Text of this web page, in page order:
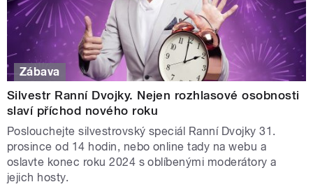
Zábava
Silvestr Ranní Dvojky. Nejen rozhlasové osobnosti
slaví příchod nového roku
Poslouchejte silvestrovský speciál Ranní Dvojky 31.
prosince od 14 hodin, nebo online tady na webu a
oslavte konec roku 2024 s oblíbenými moderátory a
jejich hosty.